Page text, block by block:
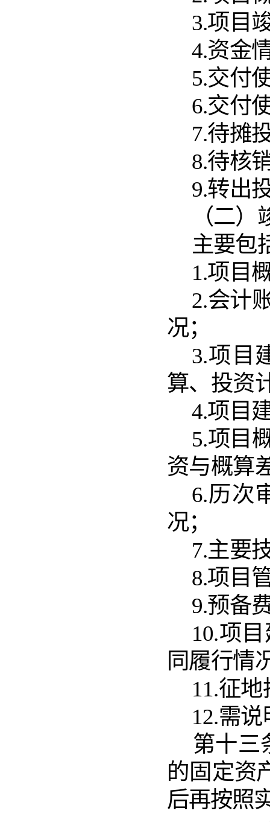
3.项目
4.资金
5.交付
6.交付
7.待摊
8.待核
9.转出
（二
主要包
1.项目
2.会计
况；
3.项目
算、投资
4.项目
5.项目
资与概算
6.历次
况；
7.主要
8.项目
9.预备
10.项
同履行情
11.征
12.需
第十三
的固定资
后再按照